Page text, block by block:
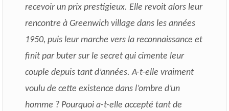
recevoir un prix prestigieux. Elle revoit alors leur
rencontre à Greenwich village dans les années
1950, puis leur marche vers la reconnaissance et
finit par buter sur le secret qui cimente leur
couple depuis tant d’années. A-t-elle vraiment
voulu de cette existence dans l’ombre d’un
homme ? Pourquoi a-t-elle accepté tant de